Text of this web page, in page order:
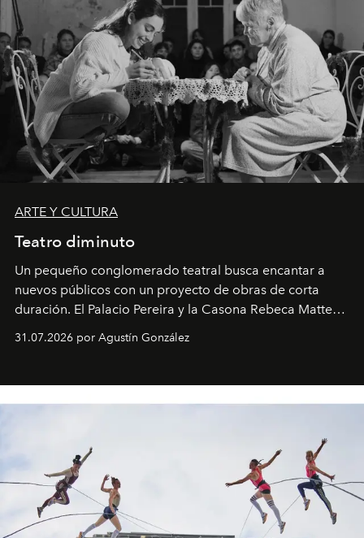
ARTE Y CULTURA
Teatro diminuto
Un pequeño conglomerado teatral busca encantar a
nuevos públicos con un proyecto de obras de corta
duración. El Palacio Pereira y la Casona Rebeca Matte
son algunos de los lugares que han albergado estas
miniobras. Sus puestas en escena son limpias; ponen el
31.07.2026 por Agustín González